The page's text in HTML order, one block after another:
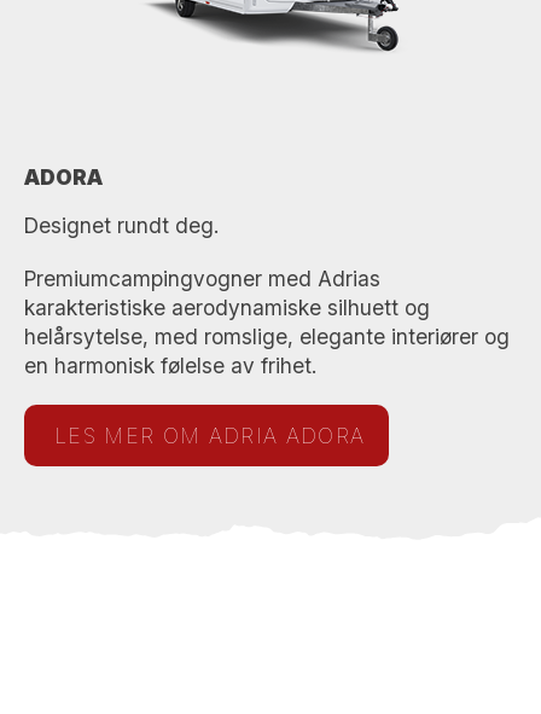
ADORA
Designet rundt deg.
Premiumcampingvogner med Adrias
karakteristiske aerodynamiske silhuett og
helårsytelse, med romslige, elegante interiører og
en harmonisk følelse av frihet.
LES MER OM ADRIA ADORA